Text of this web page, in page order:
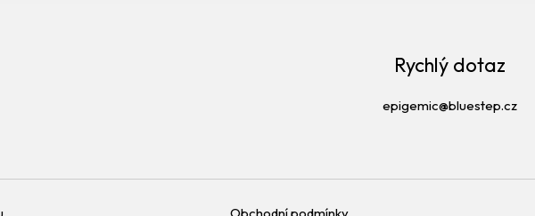
Rychlý dotaz
epigemic@bluestep.cz